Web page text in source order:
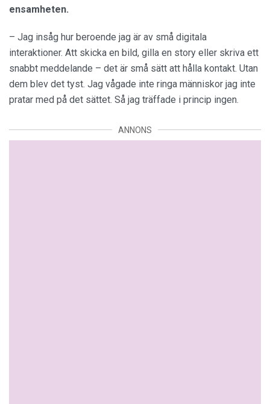
ensamheten.
– Jag insåg hur beroende jag är av små digitala
interaktioner. Att skicka en bild, gilla en story eller skriva ett
snabbt meddelande – det är små sätt att hålla kontakt. Utan
dem blev det tyst. Jag vågade inte ringa människor jag inte
pratar med på det sättet. Så jag träffade i princip ingen.
ANNONS